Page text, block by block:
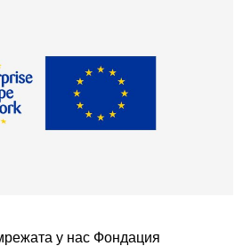
у нас Фондация